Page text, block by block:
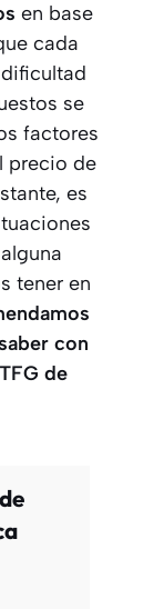
en base
cada
se
factores
precio de
es
tener en
con
de